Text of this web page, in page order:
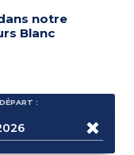
notre
Blanc
: